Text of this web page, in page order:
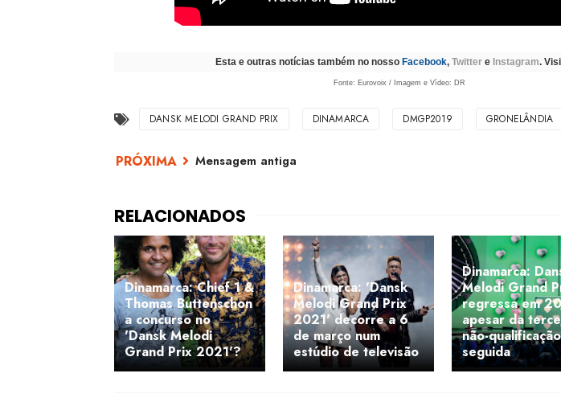
Esta e outras notícias também no nosso Facebook, Twitter e Instagram.
Fonte: Eurovoix / Imagem e Vídeo: DR
DANSK MELODI GRAND PRIX DINAMARCA DMGP2019 GRONELÂNDIA
Mensagem antiga
Dinamarca: Chief 1 &
Thomas Buttenschon
a concurso no
'Dansk Melodi
Grand Prix 2021'?
Dinamarca: 'Dansk
Melodi Grand Prix
2021' decorre a 6
de março num
estúdio de televisão
Dinamarca:
Melodi Grand
regressa em
apesar da
não-qualificação
seguida